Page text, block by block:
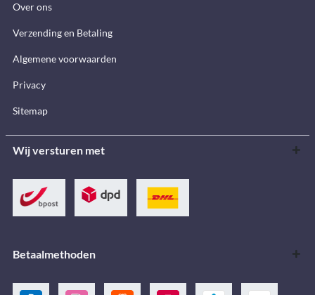
Over ons
Verzending en Betaling
Algemene voorwaarden
Privacy
Sitemap
Wij versturen met
Betaalmethoden